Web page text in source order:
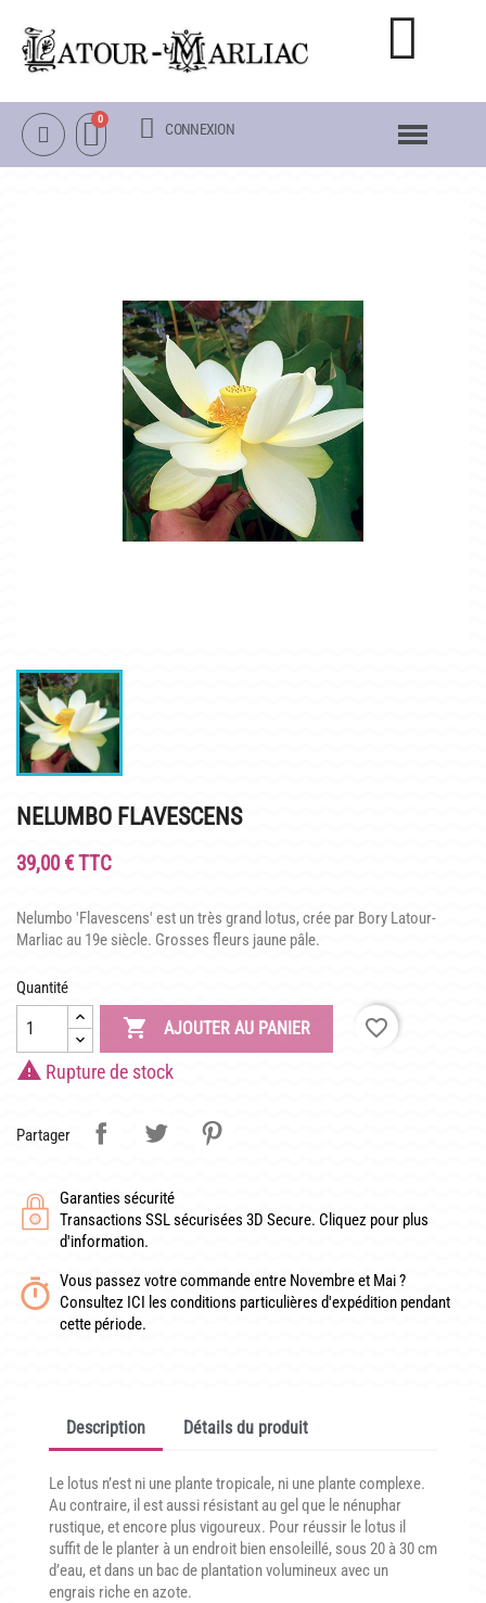
NOTRE CATALOGUE
AUTRES PLANTES AQUATIQUES
PACKS & ACCESSOIRES
INFOS PRATIQUES
PLAN & PHOTOS DU SITE
CAFÉ MARLIACEA
HORAIRES ET ACCÈS
NOS SOIRÉES ESTIVALES
REPAS GROUPES
HISTOIRE
LATOUR-MARLIAC
CLAUDE MONET
BIOGRAPHIE DE 1908
DE PLANTATION
DE NOS PRÉDÉCESSEURS
GUIDE VISUEL
CONDITIONNEMENT, GARANTIES ET DÉLAIS DE LIVRAISON
TÉLÉCHARGER UN BON DE COMMANDE VIERGE
CONTACT
CONNEXION
NELUMBO FLAVESCENS
39,00 € TTC
Nelumbo 'Flavescens' est un très grand lotus, crée par Bory Latour-
Marliac au 19e siècle. Grosses fleurs jaune pâle.
Quantité
 AJOUTER AU PANIER
favorite_border
 Rupture de stock
Partager
Garanties sécurité
Transactions SSL sécurisées 3D Secure. Cliquez pour plus
d'information.
Vous passez votre commande entre Novembre et Mai ?
Consultez ICI les conditions particulières d'expédition pendant
cette période.
Description Détails du produit
Le lotus n’est ni une plante tropicale, ni une plante complexe.
Au contraire, il est aussi résistant au gel que le nénuphar
rustique, et encore plus vigoureux. Pour réussir le lotus il
suffit de le planter à un endroit bien ensoleillé, sous 20 à 30 cm
d’eau, et dans un bac de plantation volumineux avec un
engrais riche en azote.